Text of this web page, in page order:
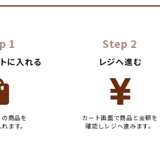
1
に入れる
商品を
ます。
Step 2
レジへ進む
カート画面で商品と金額を
確認しレジへ進みます。